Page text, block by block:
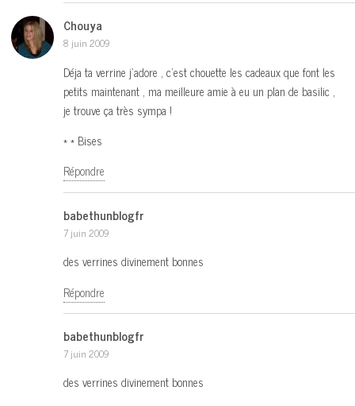
Chouya
8 juin 2009
Déja ta verrine j’adore , c’est chouette les cadeaux que font les
petits maintenant , ma meilleure amie à eu un plan de basilic ,
je trouve ça très sympa !
* * Bises
Répondre
babethunblogfr
7 juin 2009
des verrines divinement bonnes
Répondre
babethunblogfr
7 juin 2009
des verrines divinement bonnes